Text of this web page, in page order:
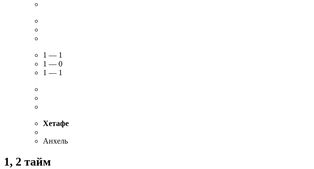
1 — 1
1 — 0
1 — 1
Хетафе
Анхель
1, 2 тайм